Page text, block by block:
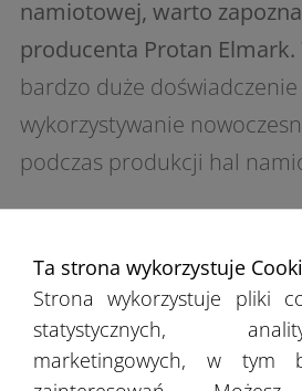
namiotowej, warto
producenta Protan Elmark.
bardzo duże
wykorzystywanie
podczas produkcji hal
O HALACH NAMIOTOWYCH
Blog Protan
Ta strona wykorzystuje
Strona wykorzystuje pliki
statystycznych,
marketingowych, w tym